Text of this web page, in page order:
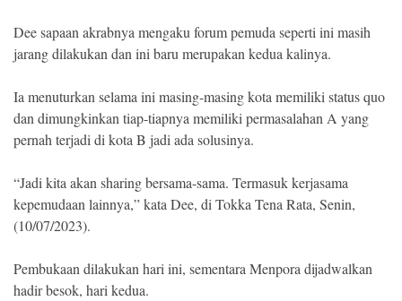
Dee sapaan akrabnya mengaku forum pemuda seperti ini masih
jarang dilakukan dan ini baru merupakan kedua kalinya.
Ia menuturkan selama ini masing-masing kota memiliki status quo
dan dimungkinkan tiap-tiapnya memiliki permasalahan A yang
pernah terjadi di kota B jadi ada solusinya.
“Jadi kita akan sharing bersama-sama. Termasuk kerjasama
kepemudaan lainnya,” kata Dee, di Tokka Tena Rata, Senin,
(10/07/2023).
Pembukaan dilakukan hari ini, sementara Menpora dijadwalkan
hadir besok, hari kedua.